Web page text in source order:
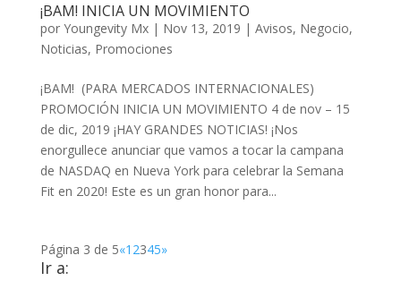
¡BAM! INICIA UN MOVIMIENTO
por Youngevity Mx| Nov 13, 2019 | Avisos, Negocio,
Noticias, Promociones
¡BAM! (PARA MERCADOS INTERNACIONALES)
PROMOCIÓN INICIA UN MOVIMIENTO 4 de nov – 15
de dic, 2019 ¡HAY GRANDES NOTICIAS! ¡Nos
enorgullece anunciar que vamos a tocar la campana
de NASDAQ en Nueva York para celebrar la Semana
Fit en 2020! Este es un gran honor para...
Página 3 de 5«1 2345»
Ir a: